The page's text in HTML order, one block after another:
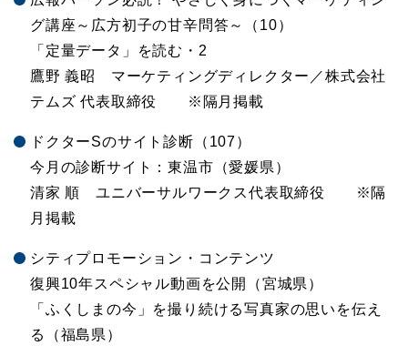
グ講座～広方初子の甘辛問答～（10）
「定量データ」を読む・2
鷹野 義昭 マーケティングディレクター／株式会社
テムズ 代表取締役 ※隔月掲載
ドクターSのサイト診断（107）
今月の診断サイト：東温市（愛媛県）
清家 順 ユニバーサルワークス代表取締役 ※隔
月掲載
シティプロモーション・コンテンツ
復興10年スペシャル動画を公開（宮城県）
「ふくしまの今」を撮り続ける写真家の思いを伝え
る（福島県）